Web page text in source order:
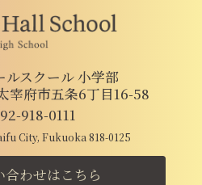
ルスクール 小学部
宰府市五条6丁目16-58
918-0111
City, Fukuoka 818-0125
合わせはこちら